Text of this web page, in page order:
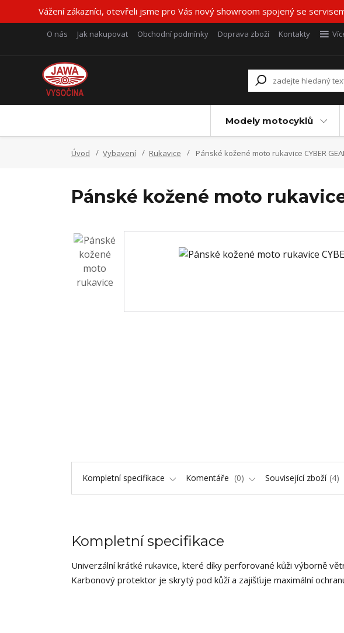
Vážení zákazníci, otevřeli jsme pro Vás nový showroom spojený se
O nás Jak nakupovat Obchodní podmínky Doprava zboží Kontakty
Modely motocyklů
Úvod Vybavení Rukavice Pánské kožené moto rukavice CYBER
Pánské kožené moto rukavice
Kompletní specifikace Komentáře 0 Související zboží 4
Kompletní specifikace
Univerzální krátké rukavice, které díky perforované kůži výborně
Karbonový protektor je skrytý pod kůží a zajišťuje maximální